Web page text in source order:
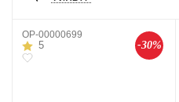
OP-00000699
5 -30%